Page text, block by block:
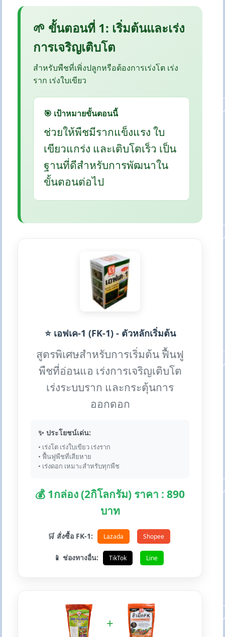
🌱 ขั้นตอนที่ 1: เริ่มต้นและเร่ง
การเจริญเติบโต
สำหรับพืชที่เพิ่งปลูกหรือต้องการเร่งโต เร่ง
ราก เร่งใบเขียว
🎯 เป้าหมายขั้นตอนนี้
ช่วยให้พืชมีรากแข็งแรง ใบ
เขียวแกร่ง และเติบโตเร็ว เป็น
ฐานที่ดีสำหรับการพัฒนาใน
ขั้นตอนต่อไป
⭐ เอฟเค-1 (FK-1) - ตัวหลักเริ่มต้น
สูตรพิเศษสำหรับการเริ่มต้น ฟื้นฟู
พืชที่อ่อนแอ เร่งการเจริญเติบโต
เร่งระบบราก และกระตุ้นการ
ออกดอก
✨ ประโยชน์เด่น:
• เร่งโต เร่งใบเขียว เร่งราก
• ฟื้นฟูพืชที่เสียหาย
• เร่งดอก เหมาะสำหรับทุกพืช
💰 1กล่อง (2กิโลกรัม) ราคา : 890
บาท
🛒 สั่งซื้อ FK-1: Lazada Shopee
📱 ช่องทางอื่น: TikTok Line
+